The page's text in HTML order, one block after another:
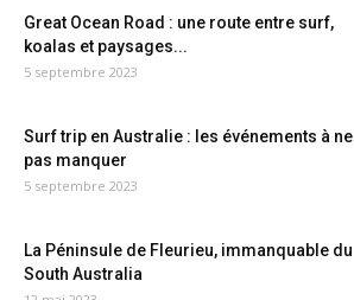
Great Ocean Road : une route entre surf,
koalas et paysages...
5 septembre 2023
Surf trip en Australie : les événements à ne
pas manquer
5 septembre 2023
La Péninsule de Fleurieu, immanquable du
South Australia